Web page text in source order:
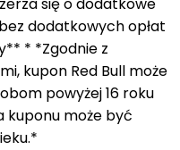
dodatkowych opłat
* *Zgodnie z
kupon Red Bull może
powyżej 16 roku
kuponu może być